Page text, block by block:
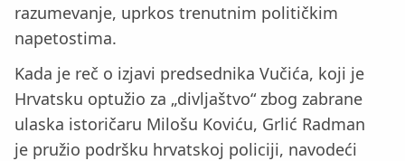
razumevanje, uprkos trenutnim političkim
napetostima.
Kada je reč o izjavi predsednika Vučića, koji je
Hrvatsku optužio za „divljaštvo“ zbog zabrane
ulaska istoričaru Milošu Koviću, Grlić Radman
je pružio podršku hrvatskoj policiji, navodeći